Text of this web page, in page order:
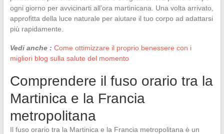
ogni giorno per avvicinarti all’ora martinicana. Una volta arrivato,
approfitta della luce naturale per aiutare il tuo corpo ad adattarsi
più rapidamente.
Vedi anche : Come ottimizzare il proprio benessere con i
migliori blog sulla salute del momento
Comprendere il fuso orario tra la
Martinica e la Francia
metropolitana
Il fuso orario tra la Martinica e la Francia metropolitana è un